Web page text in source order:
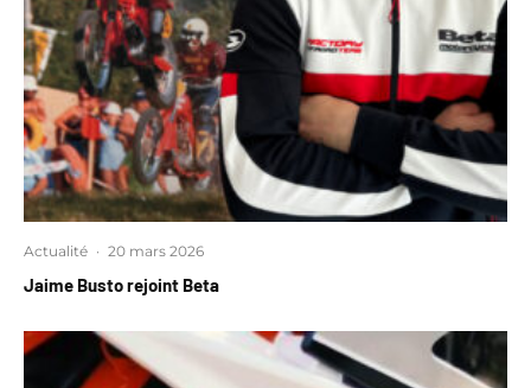
Actualité · 20 mars 2026
Jaime Busto rejoint Beta